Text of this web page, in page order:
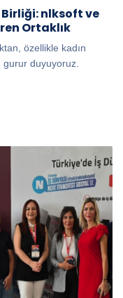
Birliği: nlksoft ve
Ortaklık
özellikle kadın
gurur duyuyoruz.